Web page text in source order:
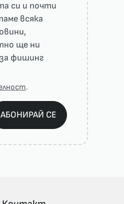
си и почти
всяка
ще ни
фишинг
.
АБОНИРАЙ СЕ